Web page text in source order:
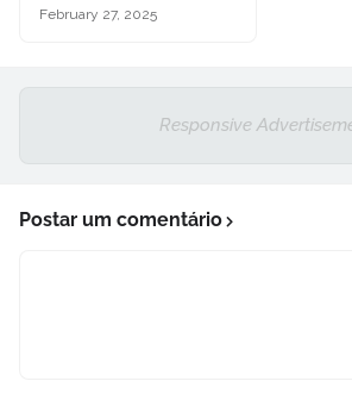
February 27, 2025
Responsive
Postar um comentário